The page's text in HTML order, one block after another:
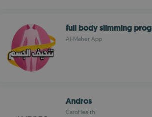
full body slimming
Al-Maher App
Andros
CaroHealth